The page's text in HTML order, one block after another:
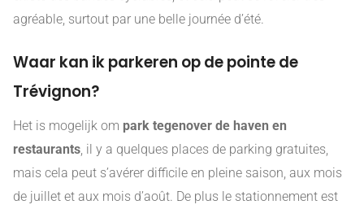
agréable, surtout par une belle journée d’été.
Waar kan ik parkeren op de pointe de
Trévignon?
Het is mogelijk om park tegenover de haven en
restaurants , il y a quelques places de parking gratuites,
mais cela peut s’avérer difficile en pleine saison, aux mois
de juillet et aux mois d’août. De plus le stationnement est